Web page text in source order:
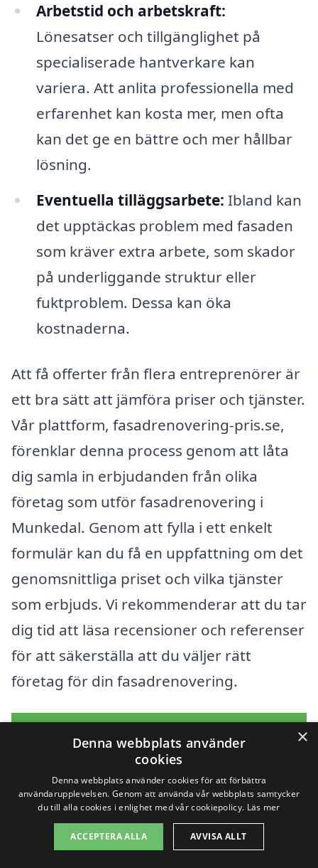
Arbetstid och arbetskraft:
Lönesatser och tillgänglighet på
specialiserade hantverkare kan
variera. Att anlita professionella med
erfarenhet kan kosta mer, men ofta
kan det ge en bättre och mer hållbar
lösning.
Eventuella tilläggsarbete: Ibland kan
det upptäckas problem med fasaden
som kräver extra arbete, som skador
på underliggande struktur eller
fuktproblem. Dessa kan öka
kostnaderna.
Att få offerter från flera entreprenörer är
ett bra sätt att jämföra priser och tjänster.
Vår plattform, fasadrenovering-pris.se,
förenklar denna process genom att låta
dig samla in erbjudanden från olika
företag som utför fasadrenovering i
Munkedal. Genom att fylla i ett enkelt
formulär kan du få en uppfattning om det
genomsnittliga priset och vilka tjänster
som erbjuds. Vi rekommenderar att du tar
dig tid att läsa recensioner och referenser
för att säkerställa att du väljer rätt
företag för din fasadrenovering.
Sök efter en
×
Denna webbplats använder
cookies
Denna webbplats använder cookies för att förbättra
användarupplevelsen. Genom att använda vår webbplats samtycker
du till alla cookies i enlighet med vår cookiepolicy. Läs mer
ACCEPTERA ALLA AVVISA ALLT